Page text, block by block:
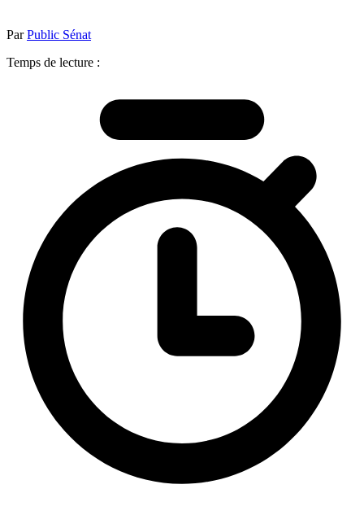
ParPublic Sénat
Temps de lecture :